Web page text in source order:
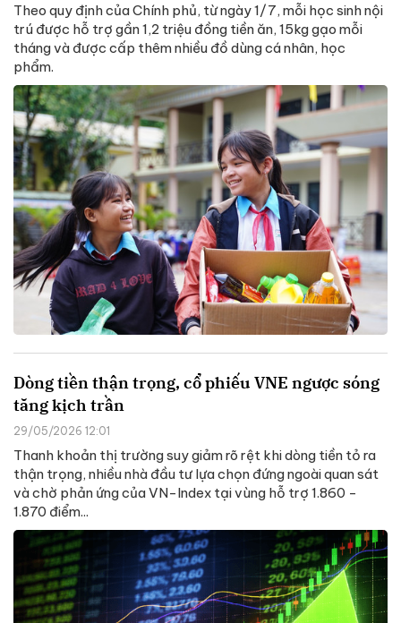
Theo quy định của Chính phủ, từ ngày 1/7, mỗi học sinh nội
trú được hỗ trợ gần 1,2 triệu đồng tiền ăn, 15kg gạo mỗi
tháng và được cấp thêm nhiều đồ dùng cá nhân, học
phẩm.
Dòng tiền thận trọng, cổ phiếu VNE ngược sóng
tăng kịch trần
29/05/2026 12:01
Thanh khoản thị trường suy giảm rõ rệt khi dòng tiền tỏ ra
thận trọng, nhiều nhà đầu tư lựa chọn đứng ngoài quan sát
và chờ phản ứng của VN-Index tại vùng hỗ trợ 1.860 -
1.870 điểm...